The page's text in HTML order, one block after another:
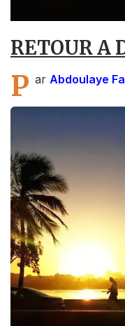
RETOUR A
P ar Abdoulaye